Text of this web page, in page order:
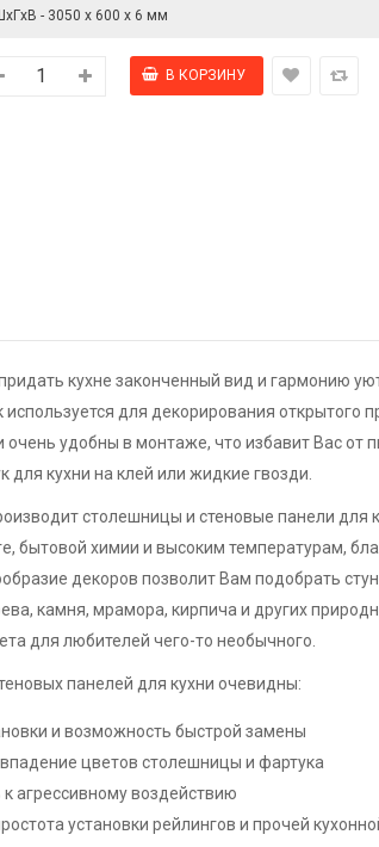
кухне законченный вид и гармонию
используется для декорирования
очень удобны в монтаже, что избавит Вас
для кухни на клей или жидкие гвозди.
столешницы и стеновые панели для
бытовой химии и высоким температурам,
декоров позволит Вам подобрать
камня, мрамора, кирпича и других
для любителей чего-то необычного.
панелей для кухни очевидны:
и возможность быстрой замены
цветов столешницы и фартука
к агрессивному воздействию
установки рейлингов и прочей